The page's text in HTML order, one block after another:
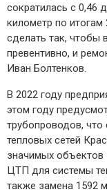
сократилась с 0,46
километр по
сделать так, чтобы
превентивно, и
Иван Болтенков.
В 2022 году
этом году
трубопроводов, что
тепловых сетей
значимых объектов
ЦТП для системы
также замена 1592